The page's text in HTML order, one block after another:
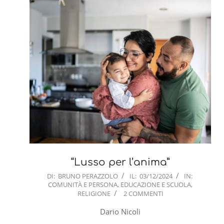
“Lusso per l’anima”
2024-DI: BRUNO PERAZZOLO IL: 03/12/2024
IN:
COMUNITÀ E PERSONA, EDUCAZIONE E SCUOLA,
RELIGIONE
2 COMMENTI
Dario Nicoli